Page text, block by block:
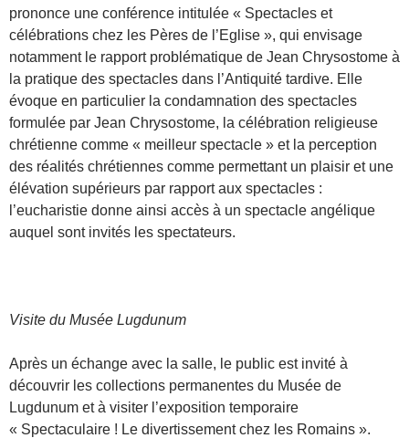
prononce une conférence intitulée « Spectacles et
célébrations chez les Pères de l’Eglise », qui envisage
notamment le rapport problématique de Jean Chrysostome à
la pratique des spectacles dans l’Antiquité tardive. Elle
évoque en particulier la condamnation des spectacles
formulée par Jean Chrysostome, la célébration religieuse
chrétienne comme « meilleur spectacle » et la perception
des réalités chrétiennes comme permettant un plaisir et une
élévation supérieurs par rapport aux spectacles :
l’eucharistie donne ainsi accès à un spectacle angélique
auquel sont invités les spectateurs.
Visite du Musée Lugdunum
Après un échange avec la salle, le public est invité à
découvrir les collections permanentes du Musée de
Lugdunum et à visiter l’exposition temporaire
« Spectaculaire ! Le divertissement chez les Romains ».